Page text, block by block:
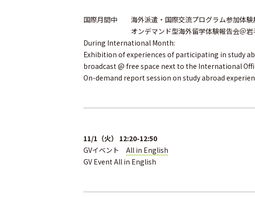
国際月間中 海外派遣・国際交流プログラム参加体験
オンデマンド型海外留学体験報告会＠岩手
During International Month:
Exhibition of experiences of participating in study
broadcast @ free space next to the International
On-demand report session on study abroad
11/1（火） 12:20-12:50
GVイベント All in English
GV Event All in English